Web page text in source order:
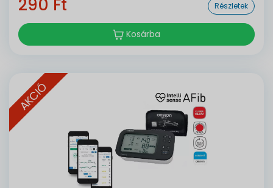
290 Ft Részletek
Kosárba
AKCIÓ